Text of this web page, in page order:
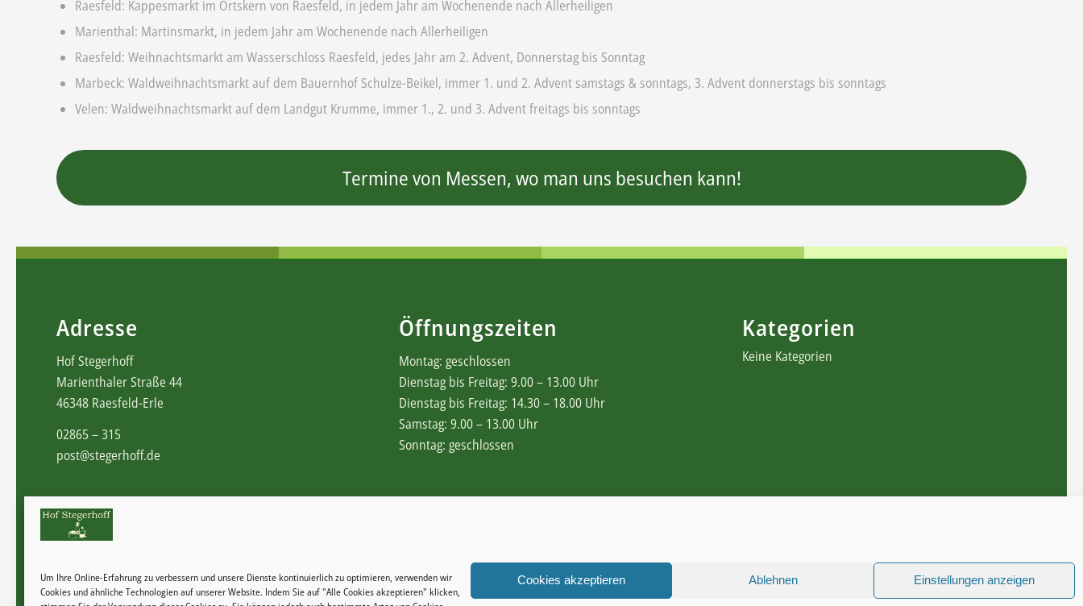
Um Ihre Online-Erfahrung zu verbessern und unsere Dienste kontinuierlich zu optimieren, verwenden wir
Cookies und ähnliche Technologien auf unserer Website. Indem Sie auf "Alle Cookies akzeptieren" klicken,
Cookies akzeptieren Ablehnen Einstellungen anzeigen
Raesfeld: Kappesmarkt im Ortskern von Raesfeld, in jedem Jahr am Wochenende nach Allerheiligen
Marienthal: Martinsmarkt, in jedem Jahr am Wochenende nach Allerheiligen
Raesfeld: Weihnachtsmarkt am Wasserschloss Raesfeld, jedes Jahr am 2. Advent, Donnerstag bis Sonntag
Marbeck: Waldweihnachtsmarkt auf dem Bauernhof Schulze-Beikel, immer 1. und 2. Advent samstags & sonntags, 3. Advent donnerstags bis sonntags
Velen: Waldweihnachtsmarkt auf dem Landgut Krumme, immer 1., 2. und 3. Advent freitags bis sonntags
Termine von Messen, wo man uns besuchen kann!
Adresse
Hof Stegerhoff
Marienthaler Straße 44
46348 Raesfeld-Erle
02865 – 315
post@stegerhoff.de
Öffnungszeiten
Montag: geschlossen
Dienstag bis Freitag: 9.00 – 13.00 Uhr
Dienstag bis Freitag: 14.30 – 18.00 Uhr
Samstag: 9.00 – 13.00 Uhr
Sonntag: geschlossen
Widerrufsbelehrung
Kategorien
Keine Kategorien